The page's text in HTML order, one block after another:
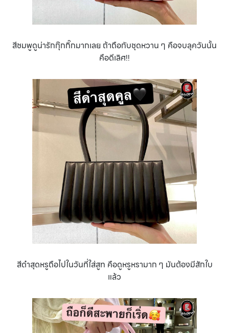
สีชมพูดูน่ารักกุ๊กกิ๊กมากเลย ถ้าถือกับชุดหวาน ๆ คือจบลุควันนั้น
คือดีเลิศ!!
สีดำสุดหรูถือไปในวันที่ใส่สูท คือดูหรูหรามาก ๆ มันต้องมีสักใบ
แล้ว